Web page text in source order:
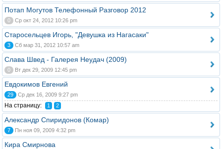
Потап Могутов Телефонный Разговор 2012
0 Ср окт 24, 2012 10:26 pm
Старосельцев Игорь, "Девушка из Нагасаки"
3 Сб мар 31, 2012 10:57 am
Слава Швед - Галерея Неудач (2009)
0 Вт дек 29, 2009 12:45 pm
Евдокимов Евгений
29 Ср дек 16, 2009 9:27 pm
На страницу: 1 2
Александр Спиридонов (Комар)
7 Пн ноя 09, 2009 4:32 pm
Кира Смирнова